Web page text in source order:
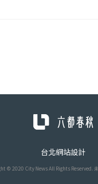
台北網站設計
© 2020 City News All Rights Reserved.